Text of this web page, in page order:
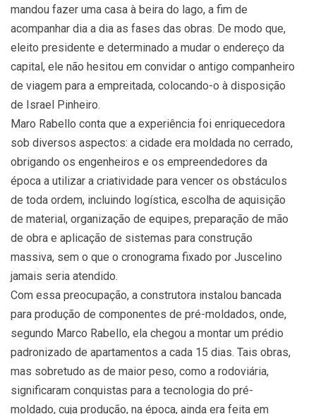
mandou fazer uma casa à beira do lago, a fim de
acompanhar dia a dia as fases das obras. De modo que,
eleito presidente e determinado a mudar o endereço da
capital, ele não hesitou em convidar o antigo companheiro
de viagem para a empreitada, colocando-o à disposição
de Israel Pinheiro.
Maro Rabello conta que a experiência foi enriquecedora
sob diversos aspectos: a cidade era moldada no cerrado,
obrigando os engenheiros e os empreendedores da
época a utilizar a criatividade para vencer os obstáculos
de toda ordem, incluindo logística, escolha de aquisição
de material, organização de equipes, preparação de mão
de obra e aplicação de sistemas para construção
massiva, sem o que o cronograma fixado por Juscelino
jamais seria atendido.
Com essa preocupação, a construtora instalou bancada
para produção de componentes de pré-moldados, onde,
segundo Marco Rabello, ela chegou a montar um prédio
padronizado de apartamentos a cada 15 dias. Tais obras,
mas sobretudo as de maior peso, como a rodoviária,
significaram conquistas para a tecnologia do pré-
moldado, cuja produção, na época, ainda era feita em